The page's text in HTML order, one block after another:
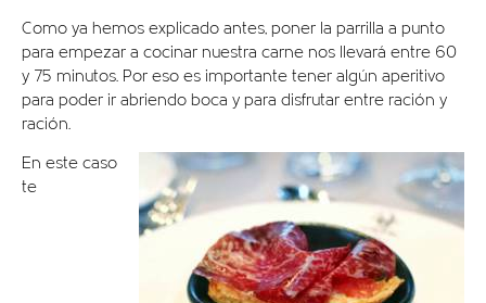
Como ya hemos explicado antes, poner la parrilla a punto
para empezar a cocinar nuestra carne nos llevará entre 60
y 75 minutos. Por eso es importante tener algún aperitivo
para poder ir abriendo boca y para disfrutar entre ración y
ración.
En este caso
te